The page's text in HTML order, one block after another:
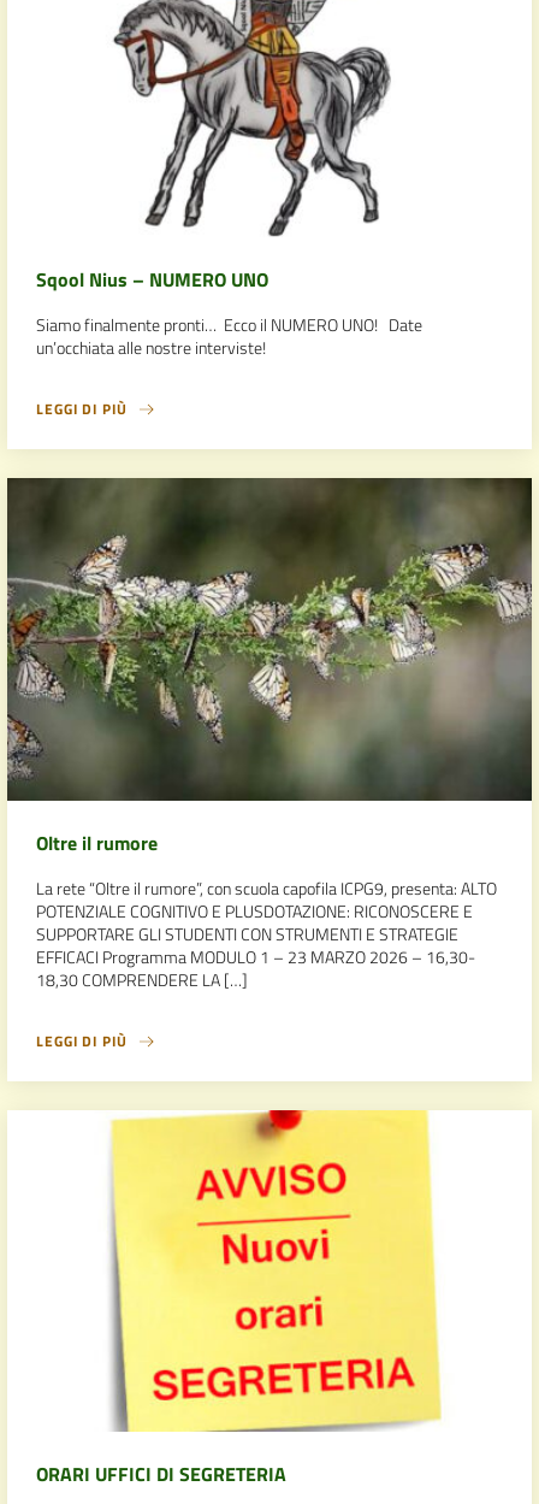
Sqool Nius – NUMERO UNO
Siamo finalmente pronti… Ecco il NUMERO UNO! Date
un’occhiata alle nostre interviste!
LEGGI DI PIÙ
Oltre il rumore
La rete “Oltre il rumore”, con scuola capofila ICPG9, presenta: ALTO
POTENZIALE COGNITIVO E PLUSDOTAZIONE: RICONOSCERE E
SUPPORTARE GLI STUDENTI CON STRUMENTI E STRATEGIE
EFFICACI Programma MODULO 1 – 23 MARZO 2026 – 16,30-
18,30 COMPRENDERE LA […]
LEGGI DI PIÙ
ORARI UFFICI DI SEGRETERIA